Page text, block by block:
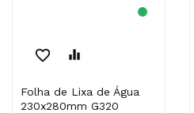
favorite_border equalizer
Folha de Lixa de Água
230x280mm G320